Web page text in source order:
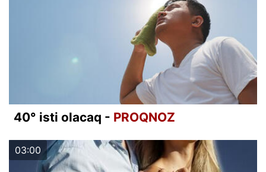
40° isti olacaq - PROQNOZ
03:00